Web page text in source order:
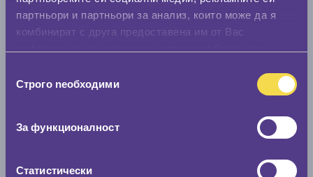
партньори и партньори за анализ, които може да я
комбинират с друга предоставена им от Вас
наСтрого nеобходими
За функционалност
Статистически
Стар размер
0 мм.
Скоростомер при 100